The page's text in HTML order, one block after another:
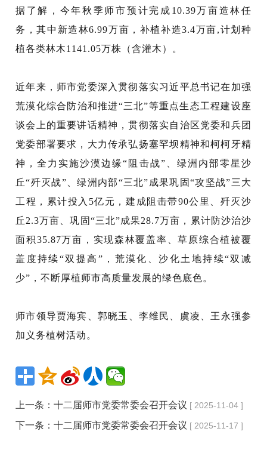
据了解，今年秋季师市预计完成 10.39万亩造林任
务，其中新造林6.99万亩，补植补造3.4万亩,计划种
植各类林木1141.05万株（含灌木） 。
近年来，师市党委深入贯彻落实习近平总书记在加强
荒漠化综合防治和推进“三北”等重点生态工程建设座
谈会上的重要讲话精神，贯彻落实自治区党委和兵团
党委部署要求，大力传承弘扬塞罕坝精神和柯柯牙精
神，全力实施沙漠边缘“阻击战”、绿洲内部零星沙
丘“歼灭战”、绿洲内部“三北”成果巩固“攻坚战”三大
工程，累计投入5亿元，建成阻击带90公里、歼灭沙
丘2.3万亩、巩固“三北”成果28.7万亩，累计防沙治沙
面积35.87万亩，实现森林覆盖率、草原综合植被覆
盖度持续“双提高”，荒漠化、沙化土地持续“双减
少”，不断厚植师市高质量发展的绿色底色。
师市领导 贾海宾 、郭晓玉、李维民 、 虞凌、王永强参
加义务植树活动。
上一条：十二届师市党委常委会召开会议 [ 2025-11-04 ]
下一条：十二届师市党委常委会召开会议 [ 2025-11-17 ]